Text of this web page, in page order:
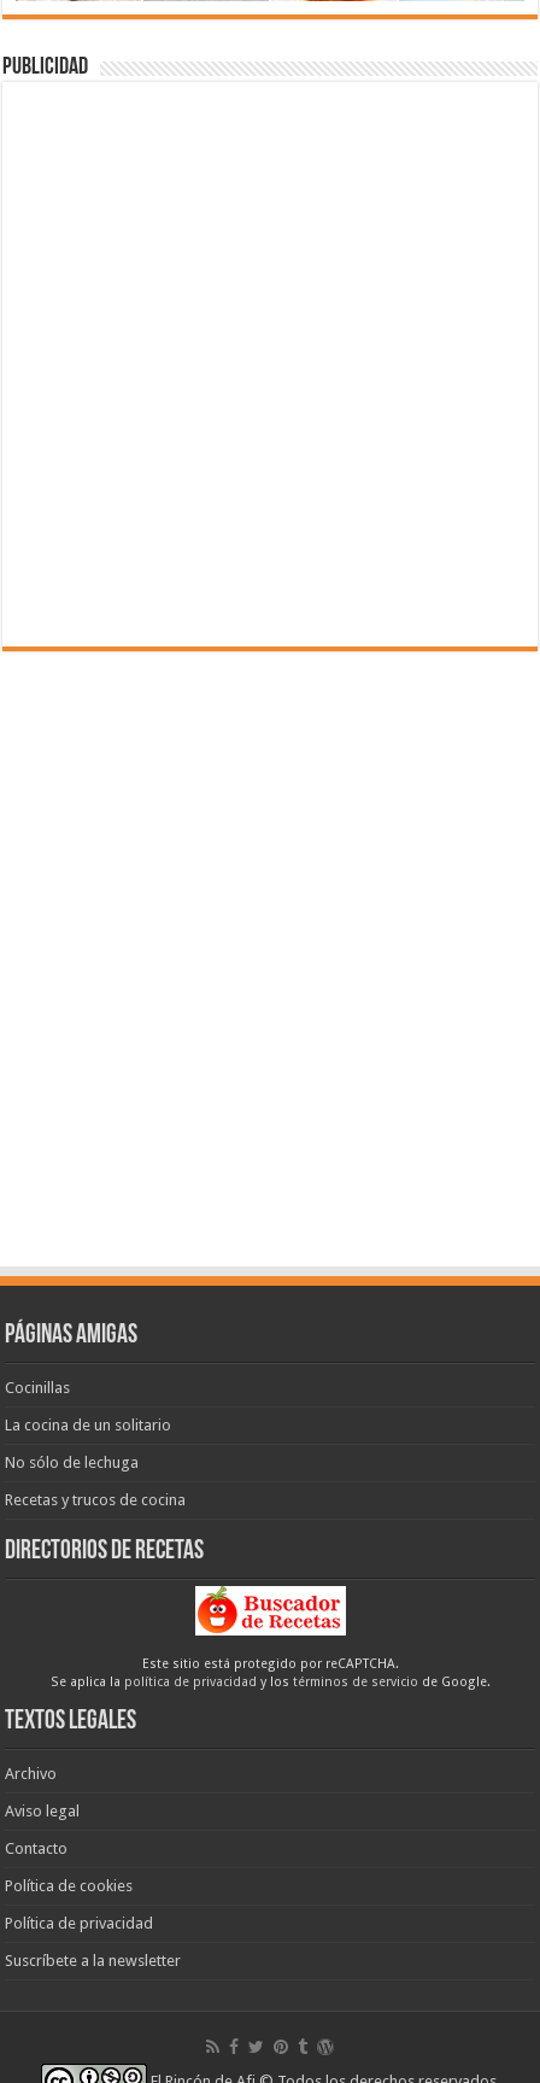
Publicidad
Páginas amigas
Cocinillas
La cocina de un solitario
No sólo de lechuga
Recetas y trucos de cocina
Directorios de recetas
Este sitio está protegido por reCAPTCHA.
Se aplica la política de privacidad y los términos de servicio de Google.
Textos legales
Archivo
Aviso legal
Contacto
Política de cookies
Política de privacidad
Suscríbete a la newsletter